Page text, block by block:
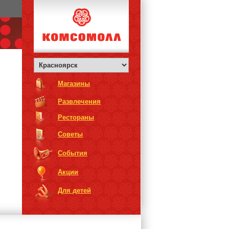
Магазины
Развлечения
Рестораны
Советы
События
Акции
Для детей